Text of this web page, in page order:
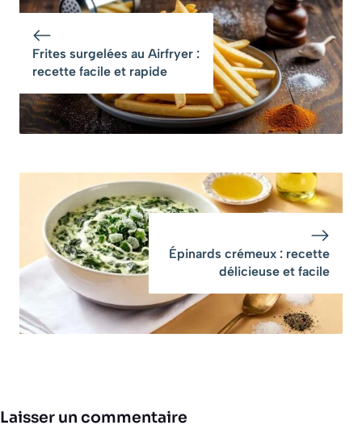
croustillante
idéale pour
l’automne
savoureuse
Frites surgelées au Airfryer :
recette facile et rapide
Épinards crémeux : recette
délicieuse et facile
Laisser un commentaire